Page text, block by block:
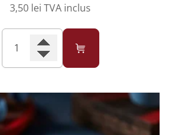
3,50 lei TVA inclus
Cantitate
Fini
Jeleuri
Fantasia
20g